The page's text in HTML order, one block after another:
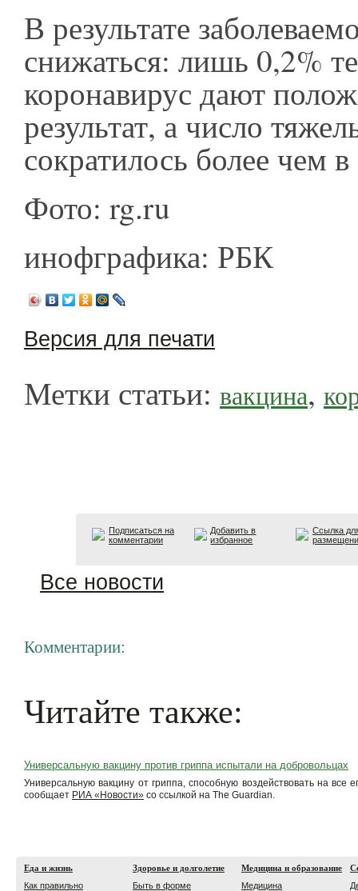
В результате
снижаться: лишь 0,2%
коронавирус дают
результат, а число
сократилось более чем
Фото: rg.ru
инофграфика: РБК
Версия для печати
Метки статьи: вакцина,
Подписаться на
комментарии
Добавить в
избранное
Ссылка
Все новости
Комментарии:
Читайте также:
Универсальную вакцину против гриппа испытали на добровольцах
Универсальную вакцину от гриппа, способную воздействовать на
сообщает РИА «Новости» со ссылкой на The Guardian.
Еда и жизнь
Как правильно
Здоровье и долголетие
Быть в форме
Медицина и образование
Медицина